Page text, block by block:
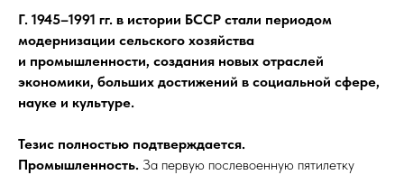
Г. 1945–1991 гг. в истории БССР стали периодом
модернизации сельского хозяйства
и промышленности, создания новых отраслей
экономики, больших достижений в социальной сфере,
науке и культуре.
Тезис полностью подтверждается.
Промышленность. За первую послевоенную пятилетку